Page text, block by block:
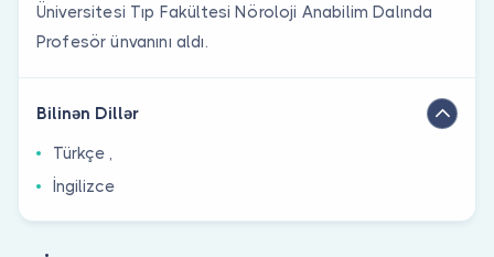
Üniversitesi Tıp Fakültesi Nöroloji Anabilim Dalında
Profesör ünvanını aldı.
Bilinən Dillər
Türkçe ,
İngilizce